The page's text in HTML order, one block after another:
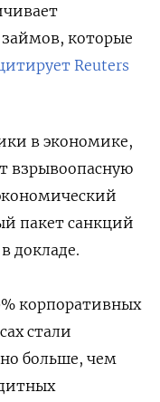
займов, которые
Reuters
в экономике,
взрывоопасную
пакет санкций
докладе.
корпоративных
стали
больше, чем